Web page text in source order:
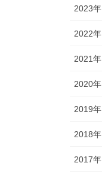
2023年
2022年
2021年
2020年
2019年
2018年
2017年